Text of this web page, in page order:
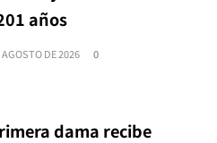
años
AGOSTO DE 2026 0
dama recibe